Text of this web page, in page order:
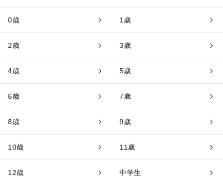
0歳 1歳
2歳 3歳
4歳 5歳
6歳 7歳
8歳 9歳
10歳 11歳
12歳 中学生